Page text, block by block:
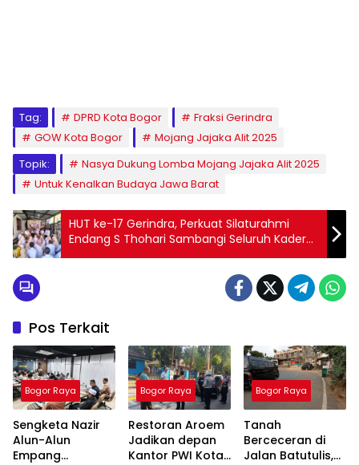
Tag: DPRD Kota Bogor
Fraksi Gerindra
GOW Kota Bogor
Mojang Jajaka Alit 2025
Topik:
Nasya Dukung Lomba Mojang Jajaka Alit 2025
Untuk Kenalkan Budaya Jawa Barat
HUT ke-17 Gerindra, Perkuat Silaturahmi
Endang S Thohari Sambangi Seluruh Kader
Gerindra Kota Bogor
Pos Terkait
Bogor Raya
Sengketa Nazir
Alun-Alun
Empang
Bogor Raya
Restoran Aroem
Jadikan depan
Kantor PWI Kota
Bogor Raya
Tanah
Berceceran di
Jalan Batutulis,